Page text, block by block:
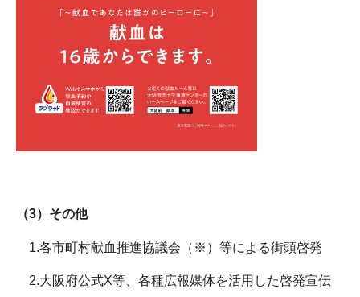
（3）その他
1.各市町村献血推進協議会（※）等による街頭啓発
2.大阪府公式X等、各種広報媒体を活用した啓発宣伝